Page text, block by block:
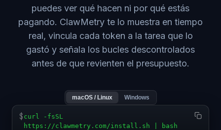
puedes ver qué hacen ni por qué estás
pagando. ClawMetry te lo muestra en tiempo
real, vincula cada token a la tarea que lo
gastó y señala los bucles descontrolados
antes de que revienten el presupuesto.
macOS / Linux Windows
$ curl -fsSL
https://clawmetry.com/install.sh | bash